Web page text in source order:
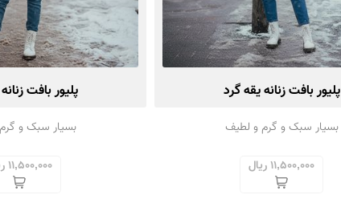
پلیور بافت زنانه یقه گرد
بسیار سبک و گرم و لطیف
11,500,000 ریال
پلیور بافت
بسیار سبک و
11,500,000 ریال